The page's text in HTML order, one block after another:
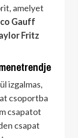
amelyet
Gauff
Fritz
izgalmas,
csoportba
csapatot
csapat